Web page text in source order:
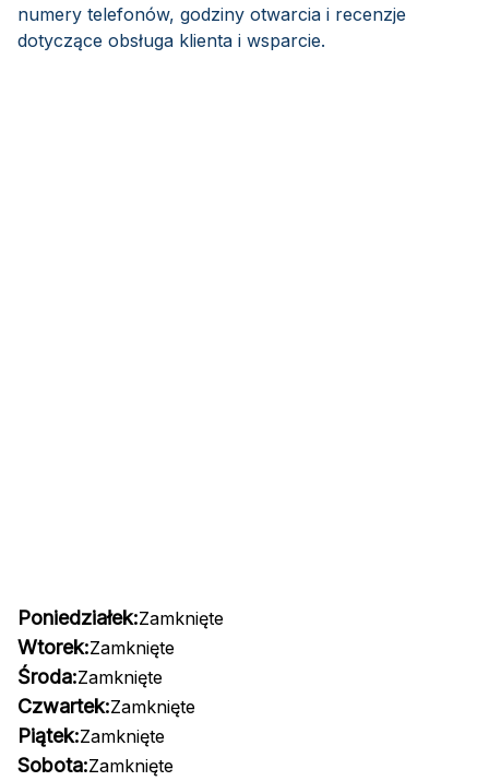
numery telefonów, godziny otwarcia i recenzje
dotyczące obsługa klienta i wsparcie.
Poniedziałek:Zamknięte
Wtorek:Zamknięte
Środa:Zamknięte
Czwartek:Zamknięte
Piątek:Zamknięte
Sobota:Zamknięte